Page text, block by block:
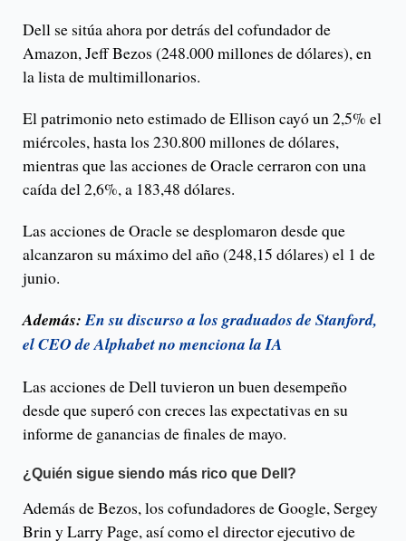
Dell se sitúa ahora por detrás del cofundador de
Amazon, Jeff Bezos (248.000 millones de dólares), en
la lista de multimillonarios.
El patrimonio neto estimado de Ellison cayó un 2,5% el
miércoles, hasta los 230.800 millones de dólares,
mientras que las acciones de Oracle cerraron con una
caída del 2,6%, a 183,48 dólares.
Las acciones de Oracle se desplomaron desde que
alcanzaron su máximo del año (248,15 dólares) el 1 de
junio.
Además:En su discurso a los graduados de Stanford,
el CEO de Alphabet no menciona la IA
Las acciones de Dell tuvieron un buen desempeño
desde que superó con creces las expectativas en su
informe de ganancias de finales de mayo.
¿Quién sigue siendo más rico que Dell?
Además de Bezos, los cofundadores de Google, Sergey
Brin y Larry Page, así como el director ejecutivo de